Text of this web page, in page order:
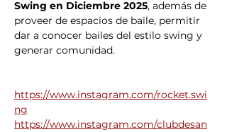
Swing en Diciembre 2025, además de
proveer de espacios de baile, permitir
dar a conocer bailes del estilo swing y
generar comunidad.
https://www.instagram.com/rocket.swi
ng
https://www.instagram.com/clubdesan